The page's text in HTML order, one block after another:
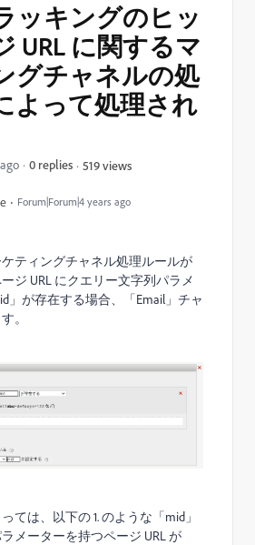
Forum|Forum|4 years ago
ッキングのヒッ
URL に関するマ
グチャネルの処
よって処理され
0 replies 519 views
ティングチャネル処理ルールが
ジ URL にクエリー文字列パラメ
」が存在する場合、「Email」チャ
。
ては、以下の1.のような「mid」
メーターを持つページ URLが